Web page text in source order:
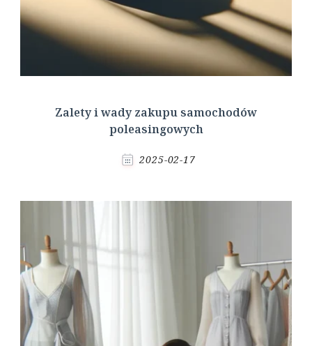
Zalety i wady zakupu samochodów
poleasingowych
2025-02-17